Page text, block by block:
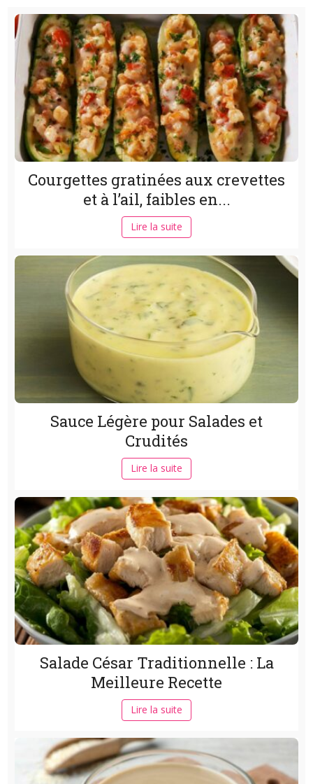
Courgettes gratinées aux crevettes
et à l’ail, faibles en...
Lire la suite
Sauce Légère pour Salades et
Crudités
Lire la suite
Salade César Traditionnelle : La
Meilleure Recette
Lire la suite